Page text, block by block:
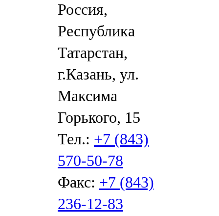
Россия,
Республика
Татарстан,
г.Казань, ул.
Максима
Горького, 15
Тел.: +7 (843)
570-50-78
Факс: +7 (843)
236-12-83